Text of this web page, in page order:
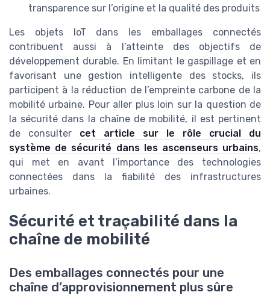
transparence sur l’origine et la qualité des produits
Les objets IoT dans les emballages connectés
contribuent aussi à l’atteinte des objectifs de
développement durable. En limitant le gaspillage et en
favorisant une gestion intelligente des stocks, ils
participent à la réduction de l’empreinte carbone de la
mobilité urbaine. Pour aller plus loin sur la question de
la sécurité dans la chaîne de mobilité, il est pertinent
de consulter cet article sur le rôle crucial du
système de sécurité dans les ascenseurs urbains,
qui met en avant l’importance des technologies
connectées dans la fiabilité des infrastructures
urbaines.
Sécurité et traçabilité dans la
chaîne de mobilité
Des emballages connectés pour une
chaîne d’approvisionnement plus sûre